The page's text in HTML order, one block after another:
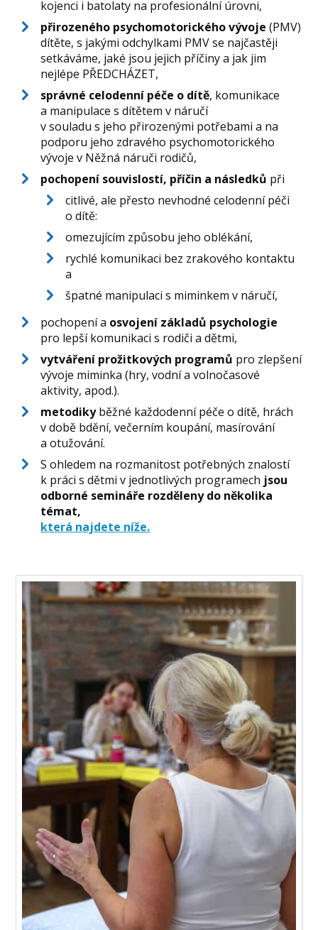
kojenci i batolaty na profesionální úrovni,
přirozeného psychomotorického vývoje (PMV)
dítěte, s jakými odchylkami PMV se najčastěji
setkáváme, jaké jsou jejich příčiny a jak jim
nejlépe PŘEDCHÁZET,
správné celodenní péče o dítě, komunikace
a manipulace s dítětem v náručí
v souladu s jeho přirozenými potřebami a na
podporu jeho zdravého psychomotorického
vývoje v Něžná náruči rodičů,
pochopení souvislostí, příčin a následků při
citlivé, ale přesto nevhodné celodenní péči
o dítě:
omezujícím způsobu jeho oblékání,
rychlé komunikaci bez zrakového kontaktu
a
špatné manipulaci s miminkem v náručí,
pochopení a osvojení základů psychologie
pro lepší komunikaci s rodiči a dětmi,
vytváření prožitkových programů pro zlepšení
vývoje miminka (hry, vodní a volnočasové
aktivity, apod.).
metodikyběžné každodenní péče o dítě, hrách
v době bdění, večerním koupání, masírování
a otužování.
S ohledem na rozmanitost potřebných znalostí
k práci s dětmi v jednotlivých programech jsou
odborné semináře rozděleny do několika
témat,
která najdete níže.